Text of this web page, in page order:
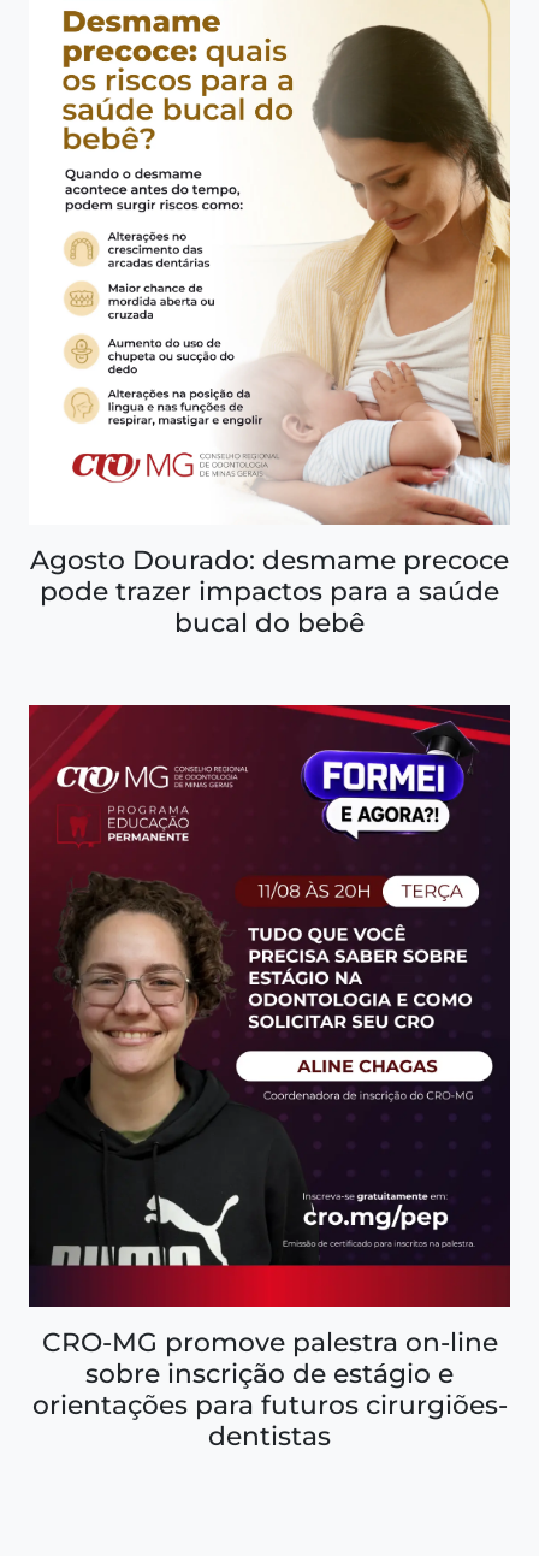
Agosto Dourado: desmame precoce
pode trazer impactos para a saúde
bucal do bebê
CRO-MG promove palestra on-line
sobre inscrição de estágio e
orientações para futuros cirurgiões-
dentistas